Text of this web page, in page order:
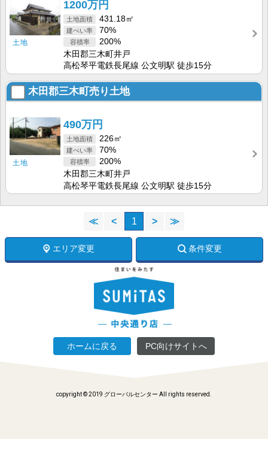
土地
1200万円
431.18㎡
70%
200%
木田郡三木町井戸
高松琴平電鉄長尾線 公文明駅 徒歩15分
木田郡三木町売り土地
土地
490万円
226㎡
70%
200%
木田郡三木町井戸
高松琴平電鉄長尾線 公文明駅 徒歩15分
≪ < 1 > ≫
エリア変更 条件変更
ホームに戻る PC向けサイトへ
copyright © 2019 グローバルセンター All rights reserved.